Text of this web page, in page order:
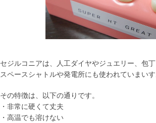
セジルコニアは、人工ダイヤやジュエリー、包
スペースシャトルや発電所にも使われていまいす
その特徴は、以下の通りです。
・非常に硬くて丈夫
・高温でも溶けない